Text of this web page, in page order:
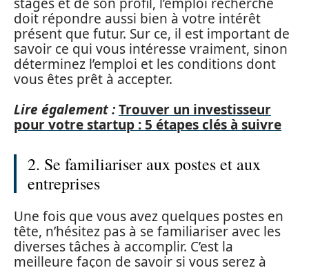
doit répondre aussi bien à votre intérêt
présent que futur. Sur ce, il est important de
savoir ce qui vous intéresse vraiment, sinon
déterminez l’emploi et les conditions dont
vous êtes prêt à accepter.
Lire également :Trouver un investisseur
pour votre startup : 5 étapes clés à suivre
2. Se familiariser aux postes et aux
entreprises
Une fois que vous avez quelques postes en
tête, n’hésitez pas à se familiariser avec les
diverses tâches à accomplir. C’est la
meilleure façon de savoir si vous serez à